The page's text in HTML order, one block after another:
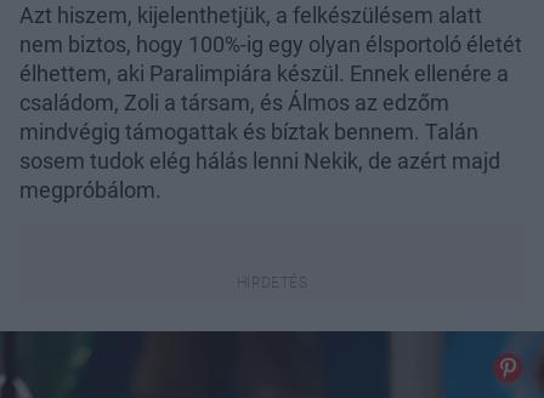
Azt hiszem, kijelenthetjük, a felkészülésem alatt
nem biztos, hogy 100%-ig egy olyan élsportoló életét
élhettem, aki Paralimpiára készül. Ennek ellenére a
családom, Zoli a társam, és Álmos az edzőm
mindvégig támogattak és bíztak bennem. Talán
sosem tudok elég hálás lenni Nekik, de azért majd
megpróbálom.